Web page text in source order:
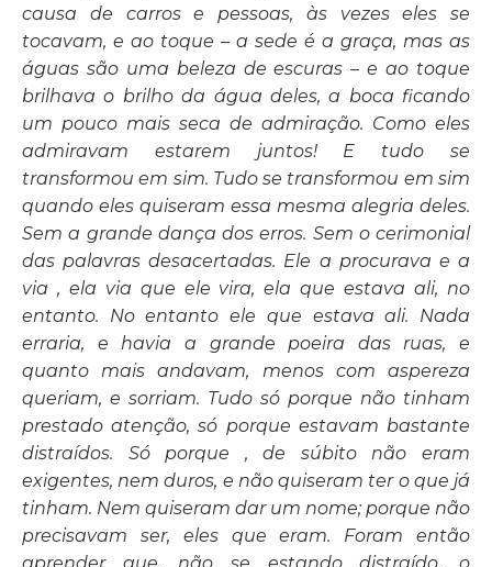
causa de carros e pessoas, às vezes eles se
tocavam, e ao toque – a sede é a graça, mas as
águas são uma beleza de escuras – e ao toque
brilhava o brilho da água deles, a boca ficando
um pouco mais seca de admiração. Como eles
admiravam estarem juntos! E tudo se
transformouem sim. Tudose transformou em sim
quando eles quiseram essa mesma alegria deles.
Sem a grande dança dos erros. Sem o cerimonial
das palavras desacertadas. Ele a procurava e a
via , ela via que ele vira, ela que estava ali, no
entanto. No entanto ele que estava ali. Nada
erraria, e havia a grande poeira das ruas, e
quanto mais andavam, menos com aspereza
queriam, e sorriam. Tudo só porque não tinham
prestado atenção, só porque estavam bastante
distraídos. Só porque , de súbito não eram
exigentes, nem duros, e não quiseram ter o que já
tinham. Nem quiseram dar um nome; porque não
precisavam ser, eles que eram. Foram então